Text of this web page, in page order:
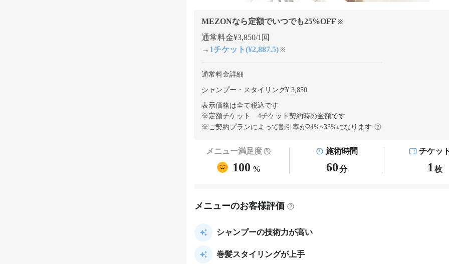
MEZONなら定額でいつでも25%OFF ※
通常料金¥3,850/1回
→ 1チケット(¥2,887.5) ※
通常料金詳細
シャンプー・スタイリング¥ 3,850
表示価格は全て税込です
※定額チケット 4チケット契約時の金額です
※ご契約プランによって割引率が24%~33%になります
メニュー満足度
100 %
施術時間
60分
チケッ
1 枚
メニューのお客様評価
シャンプーの技術力が高い
巻髪スタイリングが上手